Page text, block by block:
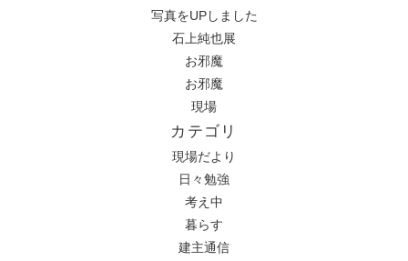
写真をUPしました
石上純也展
お邪魔
お邪魔
現場
カテゴリ
現場だより
日々勉強
考え中
暮らす
建主通信